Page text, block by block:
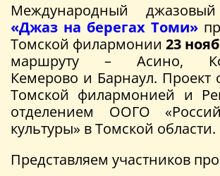
Международный
«Джаз на берегах Томи»
Томской филармонии 23
маршруту – Асино,
Кемерово и Барнаул. Проект
Томской филармонией и
отделением ООГО
культуры» в Томской области.
Представляем участников